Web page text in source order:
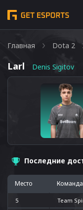
Главная Dota 2
Larl Denis Sigitov
Последние
Место Команда
5 Team